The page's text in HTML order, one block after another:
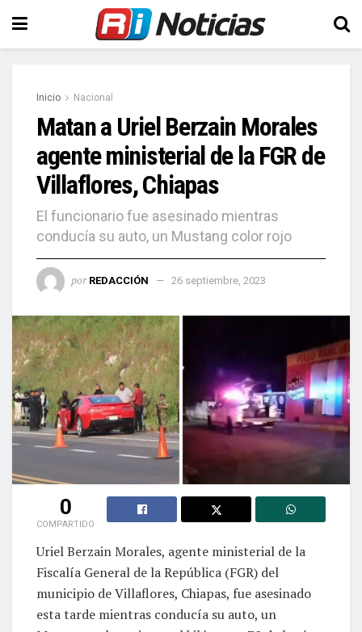
Inicio Nacional
Matan a Uriel Berzain Morales
agente ministerial de la FGR de
Villaflores, Chiapas
El funcionario fue asesinado mientras
conducía su auto, un Mustang color rojo
por REDACCIÓN 26 septiembre, 2023
0
COMPARTIDO
Uriel Berzain Morales, agente ministerial de la
Fiscalía General de la República (FGR) del
municipio de Villaflores, Chiapas, fue asesinado
esta tarde mientras conducía su auto, un